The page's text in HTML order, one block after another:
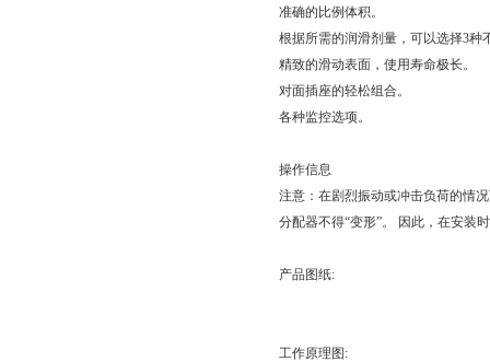
准确的比例体积。
根据所需的润滑剂量，可以选择3种
精致的滑动表面，使用寿命极长。
对面插座的轻松组合。
各种监控选项。
操作信息
注意：在剧烈振动或冲击负荷的情
分配器不得“变形”。
因此，在安装
产品图纸:
工作原理图 :